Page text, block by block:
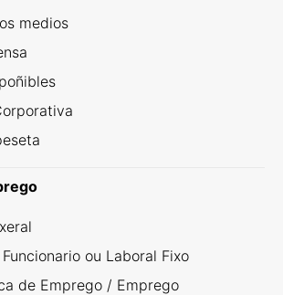
medios
Funcionario ou Laboral Fixo
de Emprego / Emprego